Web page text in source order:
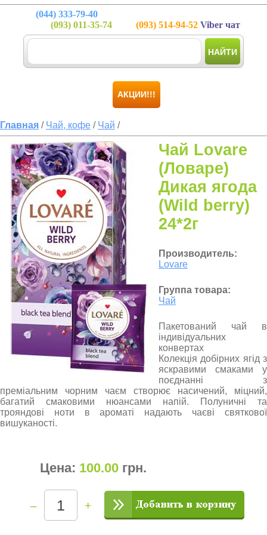
(044) 333-79-40
(093) 011-35-74 (093) 514-94-52 Viber чат
НАЙТИ
АКЦИИ!!!
Главная / Чай, кофе / Чай /
Чай Lovare
(Ловаре)
Дикая ягода
(Wild berry)
24*2г
Производитель:
Lovare
Группа товара:
Чай
Пакетований чай в
індивідуальних
конвертах
Колекція добірних ягід з
яскравими смаками у
поєднанні з
преміальним чорним чаєм створює насичений, міцний,
багатий смаковими нюансами напій. Полуничні та
трояндові ноти в ароматі надають чаєві святкової
вишуканості.
Цена: 100.00 грн.
– +